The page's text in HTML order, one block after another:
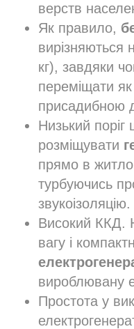
верств
Як правило,
кг), завдяки
переміщати
присадибною
Низький
розміщувати
прямо в
турбуючись
звукоізоляцію.
Високий ККД.
вагу і
вироблювану
Простота у